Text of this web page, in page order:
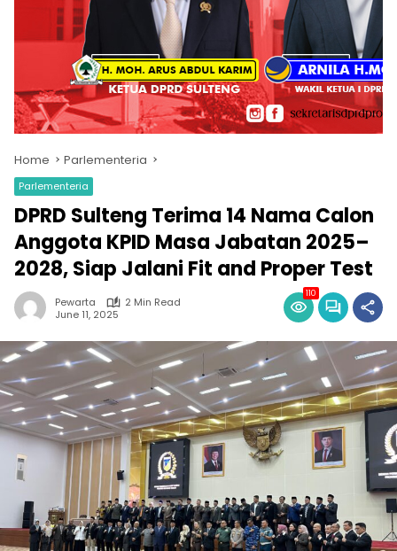
Home Parlementeria
Parlementeria
DPRD Sulteng Terima 14 Nama Calon
Anggota KPID Masa Jabatan 2025–
2028, Siap Jalani Fit and Proper Test
Pewarta
2 Min Read
June 11, 2025
110